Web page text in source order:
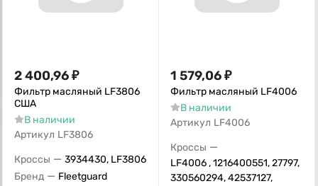
2 400,96₽
Фильтр масляный LF3806
США
В наличии
Артикул LF3806
Кроссы — 3934430, LF3806
Бренд — Fleetguard
1 579,06₽
Фильтр масляный LF4006
В наличии
Артикул LF4006
Кроссы —
LF4006 , 1216400551, 27797,
330560294, 42537127,